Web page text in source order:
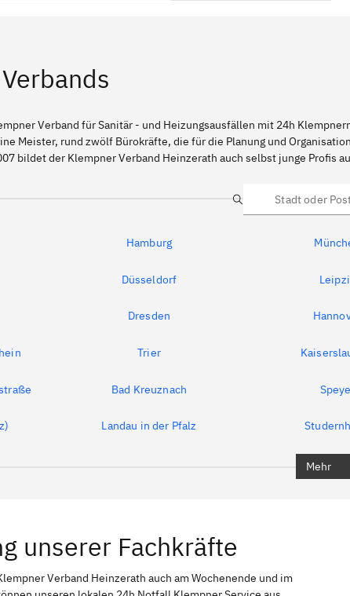
Verband für Sanitär - und Heizungsausfällen mit 24h
Meister, rund zwölf Bürokräfte, die für die Planung und
bildet der Klempner Verband Heinzerath auch selbst junge Profis
Suche
Hamburg
Düsseldorf
Dresden
Trier
Bad Kreuznach
Landau in der Pfalz
Mehr
unserer Fachkräfte
Verband Heinzerath auch am Wochenende und im